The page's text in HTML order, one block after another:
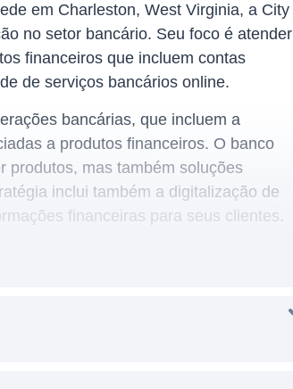
em Charleston, West Virginia, a City
no setor bancário. Seu foco é atender
financeiros que incluem contas
de serviços bancários online.
bancárias, que incluem a
a produtos financeiros. O banco
produtos, mas também soluções
inclui também a digitalização de
financeiras para seus clientes.
a sua maior concentração de
presença em outros estados, como
aos residentes. A atuação da